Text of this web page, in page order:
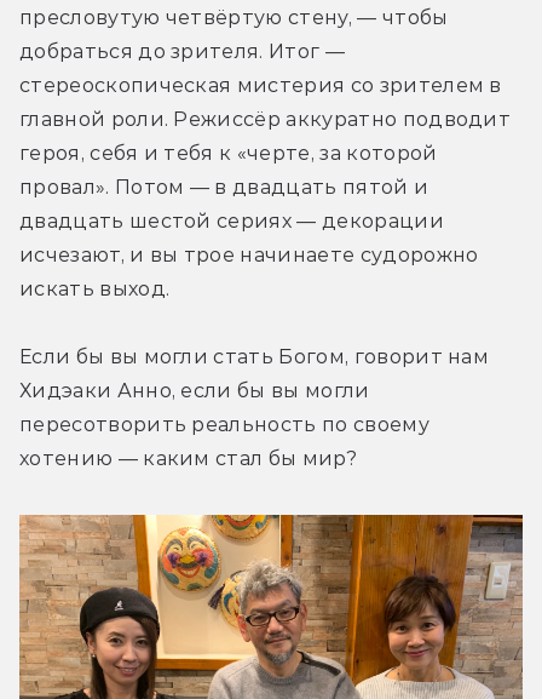
пресловутую четвёртую стену, — чтобы
добраться до зрителя. Итог —
стереоскопическая мистерия со зрителем в
главной роли. Режиссёр аккуратно подводит
героя, себя и тебя к «черте, за которой
провал». Потом — в двадцать пятой и
двадцать шестой сериях — декорации
исчезают, и вы трое начинаете судорожно
искать выход.
Если бы вы могли стать Богом, говорит нам
Хидэаки Анно, если бы вы могли
пересотворить реальность по своему
хотению — каким стал бы мир?